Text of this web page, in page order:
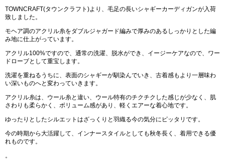
TOWNCRAFT(タウンクラフト)より、毛足の長いシャギーカーディガンが入荷
致しました。
モヘア調のアクリル糸をダブルジャガード編みで厚みのあるしっかりとした編
み地に仕上がっています。
アクリル100%ですので、通常の洗濯、脱水ができ、イージーケアなので、ワー
ドローブとして重宝します。
洗濯を重ねるうちに、表面のシャギーが馴染んでいき、古着感もより一層味わ
い深いものへと変わっていきます。
アクリル糸は、ウール糸と違い、ウール特有のチクチクした感じが少なく、肌
さわりも柔らかく、ボリューム感があり、軽くエアーな着心地です。
ゆったりとしたシルエットはざっくりと羽織る今の気分にピッタリです。
今の時期から大活躍して、インナースタイルとしても秋冬長く、着用できる優
れものです。
。